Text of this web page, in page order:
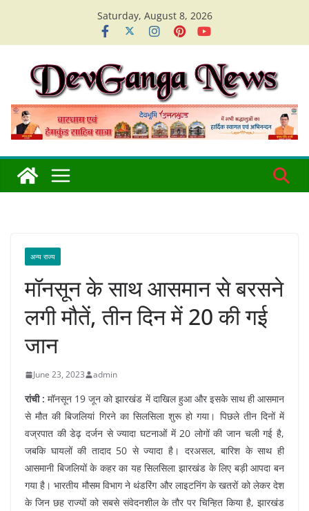
content
Saturday, August 8, 2026
अन्य राज्य
मॉनसून के साथ आसमान से बरसने
लगी मौतें, तीन दिन में 20 की गई
जान
June 23, 2023 admin
रांची : मॉनसून 19 जून को झारखंड में दाखिल हुआ और इसके साथ ही आसमान
से मौत की बिजलियां गिरने का सिलसिला शुरू हो गया। पिछले तीन दिनों में
वज्रपात की डेढ़ दर्जन से ज्यादा घटनाओं में 20 लोगों की जान चली गई है,
जबकि घायलों की तादाद 50 से ज्यादा है। दरअसल, बारिश के साथ ही
आसमानी बिजलियों के कहर का यह सिलसिला झारखंड के लिए बड़ी आपदा बन
गया है। भारतीय मौसम विभाग ने थंडरिंग और लाइटनिंग के खतरों को लेकर देश
के जिन छह राज्यों को सबसे संवेदनशील के तौर पर चिन्हित किया है, झारखंड